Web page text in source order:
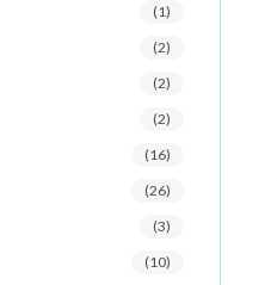
(1)
(2)
(2)
(2)
(16)
(26)
(3)
(10)